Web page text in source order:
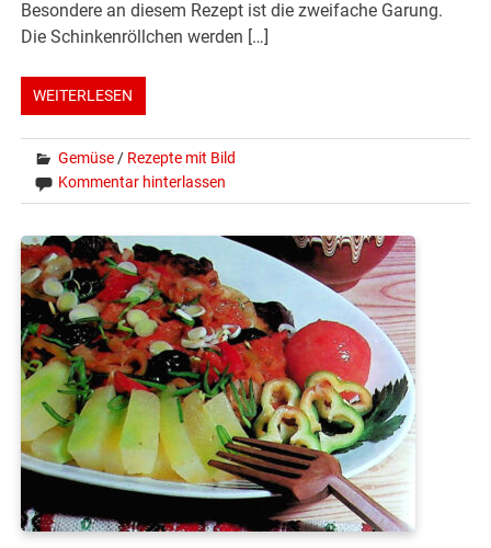
Besondere an diesem Rezept ist die zweifache Garung.
Die Schinkenröllchen werden […]
WEITERLESEN
Gemüse / Rezepte mit Bild
Kommentar hinterlassen